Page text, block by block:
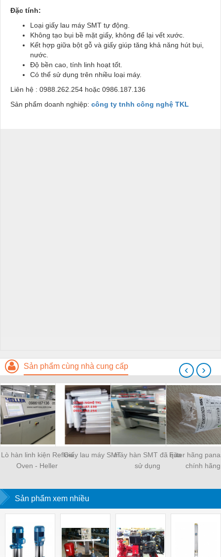
Đặc tính:
Loại giấy lau máy SMT tự động.
Không tạo bụi bề mặt giấy, không để lại vết xước.
Kết hợp giữa bột gỗ và giấy giúp tăng khả năng hút bụi,
nước.
Độ bền cao, tính linh hoạt tốt.
Có thể sử dụng trên nhiều loại máy.
Liên hệ : 0988.262.254 hoặc 0986.187.136
Sản phẩm doanh nghiệp: công ty tnhh công nghệ TKL
Sản phẩm cùng nhà cung cấp
Lò hàn linh kiện Reflow
Oven - Heller
Giấy lau máy SMTmáy hàn SMT đã qua
sử dụng
Filter hãng
chính hãng
‹ ›
Sản phẩm xem nhiều